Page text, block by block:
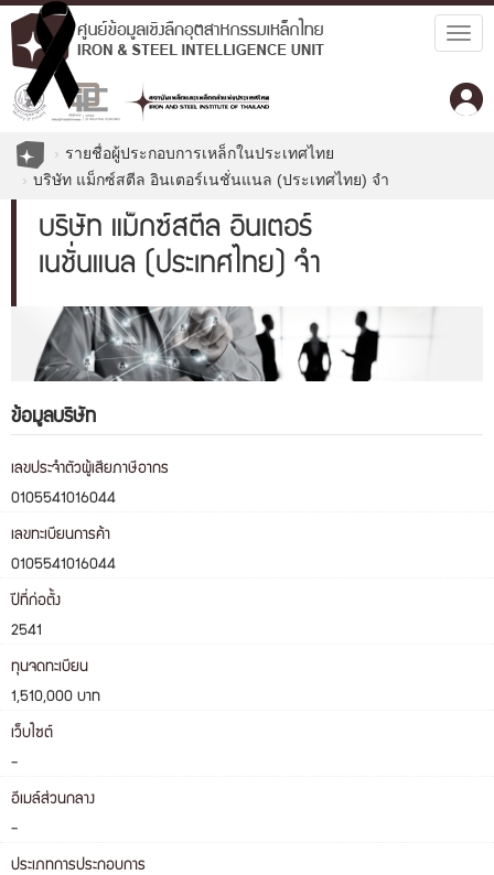
รายชื่อผู้ประกอบการเหล็กในประเทศไทย
บริษัท แม็กซ์สตีล อินเตอร์เนชั่นแนล (ประเทศไทย) จำ
บริษัท แม็กซ์สตีล อินเตอร์
เนชั่นแนล (ประเทศไทย) จำ
ข้อมูลบริษัท
เลขประจำตัวผู้เสียภาษีอากร
0105541016044
เลขทะเบียนการค้า
0105541016044
ปีที่ก่อตั้ง
2541
ทุนจดทะเบียน
1,510,000 บาท
เว็บไซต์
-
อีเมล์ส่วนกลาง
-
ประเภทการประกอบการ